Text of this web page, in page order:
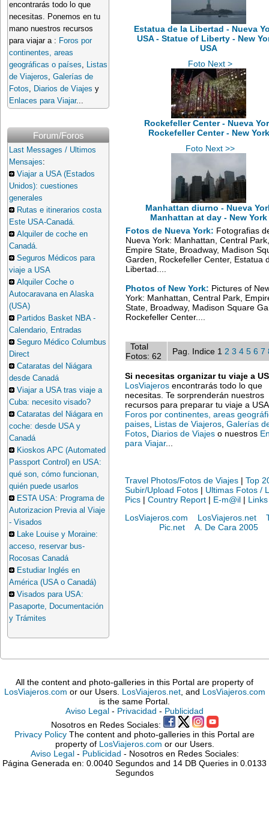
encontrarás todo lo que
necesitas. Ponemos en tu
mano nuestros recursos
para viajar a : Foros por
continentes, areas
geográficas o países, Listas
de Viajeros, Galerías de
Fotos, Diarios de Viajes y
Enlaces para Viajar...
Forum/Foros
Last Messages / Ultimos
Mensajes:
Viajar a USA (Estados
Unidos): cuestiones
generales
Rutas e itinerarios costa
Este USA-Canadá.
Alquiler de coche en
Canadá.
Seguros Médicos para
viaje a USA
Alquiler Coche o
Autocaravana en Alaska
(USA)
Partidos Basket NBA -
Calendario, Entradas
Seguro Médico Columbus
Direct
Cataratas del Niágara
desde Canadá
Viajar a USA tras viaje a
Cuba: necesito visado?
Cataratas del Niágara en
coche: desde USA y
Canadá
Kioskos APC (Automated
Passport Control) en USA:
qué son, cómo funcionan,
quién puede usarlos
ESTA USA: Programa de
Autorizacion Previa al Viaje
- Visados
Lake Louise y Moraine:
acceso, reservar bus-
Rocosas Canadá
Estudiar Inglés en
América (USA o Canadá)
Visados para USA:
Pasaporte, Documentación
y Trámites
Estatua de la Libertad - Nueva
USA - Statue of Liberty - New
USA
Foto Next >
Rockefeller Center - Nueva
Rockefeller Center - New York
Foto Next >>
Manhattan diurno - Nueva
Manhattan at day - New York
Fotos de Nueva York: Fotografias
Nueva York: Manhattan, Central Park,
Empire State, Broadway, Madison
Garden, Rockefeller Center, Estatua
Libertad....
Photos of New York: Pictures of
York: Manhattan, Central Park,
State, Broadway, Madison Square
Rockefeller Center....
Total
Fotos: 62
Pag. Indice 1 2 3 4 5 6 7
Si necesitas organizar tu viaje a
LosViajeros encontrarás todo lo que
necesitas. Te sorprenderán nuestros
recursos para preparar tu viaje a
Foros por continentes, areas
paises Listas de Viajeros Galerías
Fotos Diarios de Viajes o nuestros
para Viajar...
Travel Photos/Fotos de Viajes | Top
Subir/Upload Fotos | Ultimas Fotos /
Pics | Country Report | E-m@il | Links
LosViajeros.com
LosViajeros.net
Pic.net
A. De Cara 2005
All the content and photo-galleries in this Portal are property of
LosViajeros.com or our Users. LosViajeros.net, and LosViajeros.com
is the same Portal.
Aviso Legal - Privacidad - Publicidad
Nosotros en Redes Sociales:
Privacy Policy The content and photo-galleries in this Portal are
property of LosViajeros.com or our Users.
Aviso Legal- Publicidad - Nosotros en Redes Sociales:
Página Generada en: 0.0040 Segundos and 14 DB Queries in 0.0133
Segundos